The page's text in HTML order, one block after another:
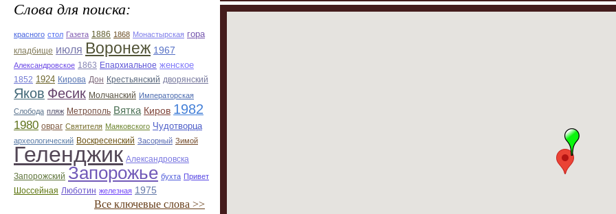
Слова для поиска:
красного стол Газета 1886 1868 Монастырская гора
кладбище июля Воронеж 1967
Александровское 1863 Епархиальное женское
1852 1924 Кирова Дон Крестьянский дворянский
Яков Фесик Молчанский Императорская
Слобода пляж Метрополь Вятка Киров 1982
1980 овраг Святителя Маяковского Чудотворца
археологический Воскресенский Засорный Зимой
Геленджик Александровска
Запорожский Запорожье бухта Привет
Шоссейная Люботин железная 1975
Все ключевые слова >>